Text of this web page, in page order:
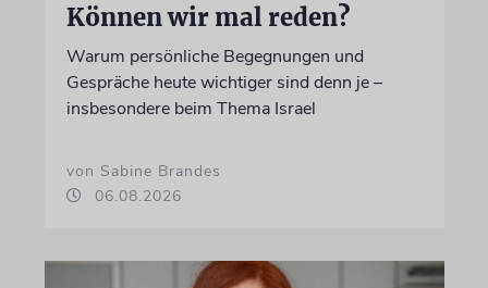
Können wir mal reden?
Warum persönliche Begegnungen und
Gespräche heute wichtiger sind denn je –
insbesondere beim Thema Israel
von Sabine Brandes
06.08.2026